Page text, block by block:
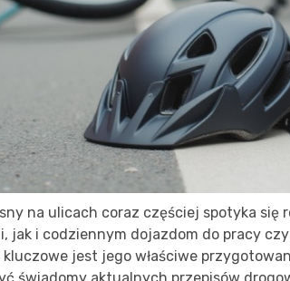
na ulicach coraz częściej spotyka się
jak i codziennym dojazdom do pracy
jest jego właściwe